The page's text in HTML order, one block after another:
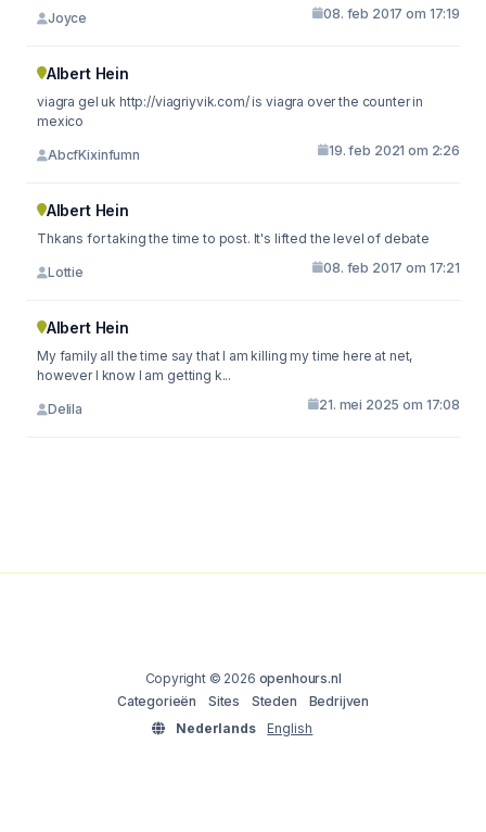
Joyce 08. feb 2017 om 17:19
Albert Hein
viagra gel uk http://viagriyvik.com/ is viagra over the counter in
mexico
AbcfKixinfumn 19. feb 2021 om 2:26
Albert Hein
Thkans for taking the time to post. It's lifted the level of debate
Lottie 08. feb 2017 om 17:21
Albert Hein
My family all the time say that I am killing my time here at net,
however I know I am getting k...
Delila 21. mei 2025 om 17:08
Copyright © 2026 openhours.nl
Categorieën
Sites Steden
Bedrijven
Nederlands
English